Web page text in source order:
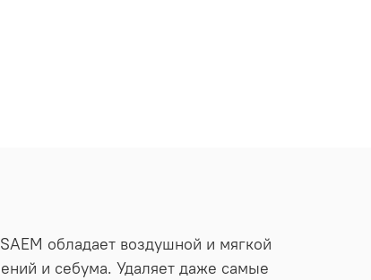
обладает воздушной и мягкой
и себума. Удаляет даже самые